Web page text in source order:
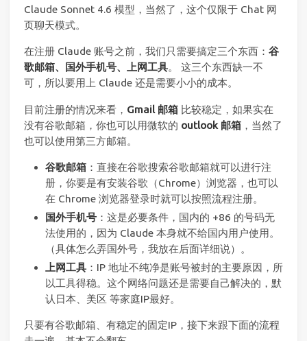
Claude Sonnet 4.6 模型，当然了，这个仅限于 Chat 网
页聊天模式。
在注册 Claude 账号之前，我们只需要搞定三个东西： 谷
歌邮箱、国外手机号、上网工具。 这三个东西缺一不
可，所以要用上 Claude 还是需要小小的成本。
目前注册的情况来看， Gmail 邮箱 比较稳定，如果实在
没有谷歌邮箱，你也可以用微软的 outlook 邮箱 ，当然了
也可以使用第三方邮箱。
谷歌邮箱：直接在谷歌搜索谷歌邮箱就可以进行注
册，你要是有安装谷歌（Chrome）浏览器，也可以
在 Chrome 浏览器登录时就可以按照流程注册。
国外手机号：这是必要条件，国内的 +86 的号码无
法使用的，因为 Claude 本身就不给国内用户使用。
（具体怎么弄国外号，我放在后面详细说）。
上网工具：IP 地址不纯净是账号被封的主要原因，所
以工具得稳。这个网络问题还是需要自己解决的，默
认日本、美区 等家庭IP最好。
只要有谷歌邮箱、有稳定的固定IP，接下来跟下面的流程